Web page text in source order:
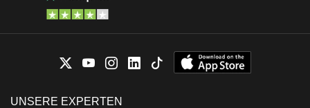
UNSERE EXPERTEN